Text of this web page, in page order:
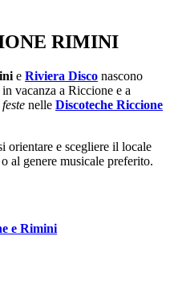
RIMINI
e Riviera Disco nascono
vacanza a Riccione e a
feste nelle Discoteche Riccione
orientare e scegliere il locale
al genere musicale preferito.
e Rimini